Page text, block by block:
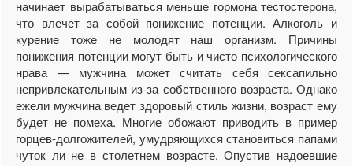
начинает вырабатываться меньше гормона тестостерона,
что влечет за собой понижение потенции. Алкоголь и
курение тоже не молодят наш организм. Причины
понижения потенции могут быть и чисто психологического
нрава — мужчина может считать себя сексапильно
непривлекательным из-за собственного возраста. Однако
ежели мужчина ведет здоровый стиль жизни, возраст ему
будет не помеха. Многие обожают приводить в пример
горцев-долгожителей, умудряющихся становиться папами
чуток ли не в столетнем возрасте. Опустив надоевшие